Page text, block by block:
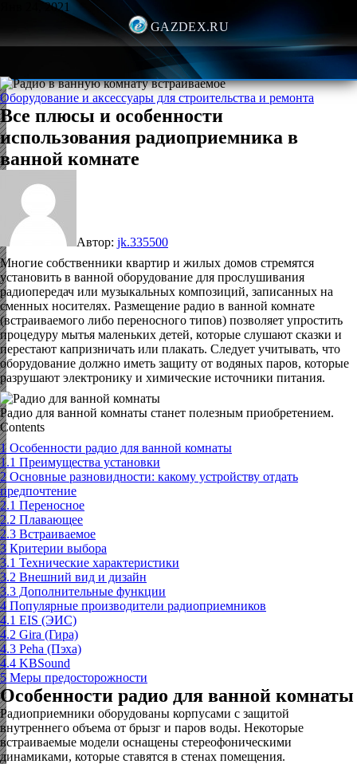
Янв 24, 2021
GAZDEX.RU
Оборудование и аксессуары для строительства и ремонта
Все плюсы и особенности
использования радиоприемника в
ванной комнате
Автор: jk.335500
Многие собственники квартир и жилых домов стремятся
установить в ванной оборудование для прослушивания
радиопередач или музыкальных композиций, записанных на
сменных носителях. Размещение радио в ванной комнате
(встраиваемого либо переносного типов) позволяет упростить
процедуру мытья маленьких детей, которые слушают сказки и
перестают капризничать или плакать. Следует учитывать, что
оборудование должно иметь защиту от водяных паров, которые
разрушают электронику и химические источники питания.
Радио для ванной комнаты станет полезным приобретением.
Contents
1 Особенности радио для ванной комнаты
1.1 Преимущества установки
2 Основные разновидности: какому устройству отдать
предпочтение
2.1 Переносное
2.2 Плавающее
2.3 Встраиваемое
3 Критерии выбора
3.1 Технические характеристики
3.2 Внешний вид и дизайн
3.3 Дополнительные функции
4 Популярные производители радиоприемников
4.1 EIS (ЭИС)
4.2 Gira (Гира)
4.3 Рeha (Пэха)
4.4 KBSound
5 Меры предосторожности
Особенности радио для ванной комнаты
Радиоприемники оборудованы корпусами с защитой
внутреннего объема от брызг и паров воды. Некоторые
встраиваемые модели оснащены стереофоническими
динамиками, которые ставятся в стенах помещения.